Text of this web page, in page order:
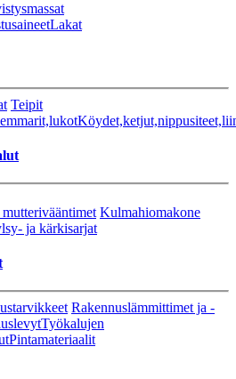
Lakat
Teipit
Kulmahiomakone
ja kärkisarjat
Rakennuslämmittimet ja -
Työkalujen
Pintamateriaalit